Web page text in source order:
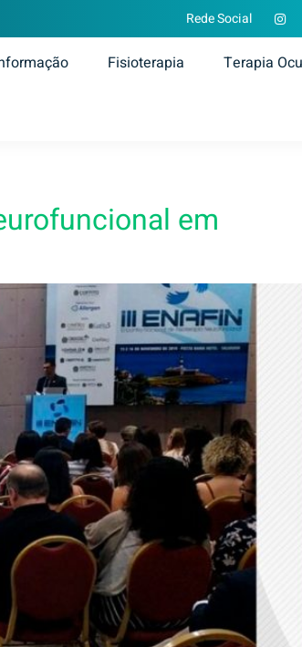
Rede Social
Fisioterapia Terapia
em